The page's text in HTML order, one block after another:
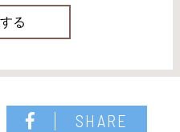
SHARE